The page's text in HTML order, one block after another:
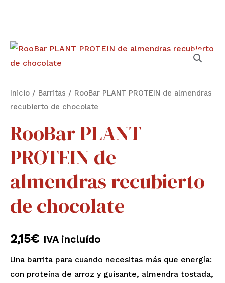
Inicio / Barritas / RooBar PLANT PROTEIN de almendras
recubierto de chocolate
RooBar PLANT
PROTEIN de
almendras recubierto
de chocolate
2,15€ IVA incluído
Una barrita para cuando necesitas más que energía:
con proteína de arroz y guisante, almendra tostada,
RooBar
PLANT
de
almendras
de
chocolate
cantidad